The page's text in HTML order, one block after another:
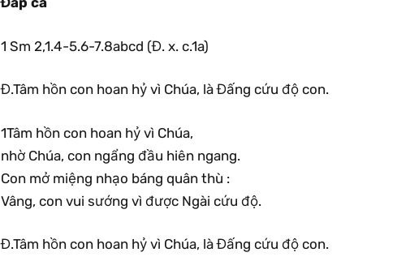
1 Sm 2,1.4-5.6-7.8abcd (Đ. x. c.1a)
Đ.Tâm hồn con hoan hỷ vì Chúa, là Đấng cứu độ con.
1Tâm hồn con hoan hỷ vì Chúa,
nhờ Chúa, con ngẩng đầu hiên ngang.
Con mở miệng nhạo báng quân thù :
Vâng, con vui sướng vì được Ngài cứu độ.
Đ.Tâm hồn con hoan hỷ vì Chúa, là Đấng cứu độ con.